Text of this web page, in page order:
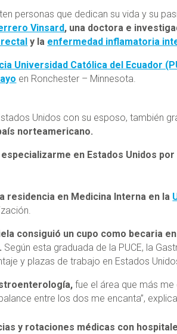
personas que dedican su vida y su
Vinsard, una doctora e
y la enfermedad inflamatoria
Universidad Católica del Ecuador
en Ronchester – Minnesota.
Unidos con su esposo, también
norteamericano.
en Estados Unidos
residencia en Medicina Interna en la
consiguió un cupo como becaria
. Según esta graduada de la PUCE, la
y plazas de trabajo en Estados
fue el área que más
entre los dos me encanta”,
y rotaciones médicas con